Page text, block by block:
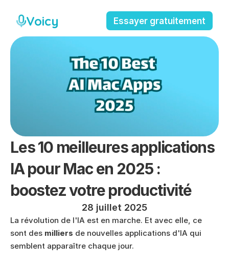
Voicy Essayer gratuitement
Les 10 meilleures applications
IA pour Mac en 2025 :
boostez votre productivité
28 juillet 2025
La révolution de l'IA est en marche. Et avec elle, ce
sont des milliers de nouvelles applications d'IA qui
semblent apparaître chaque jour.